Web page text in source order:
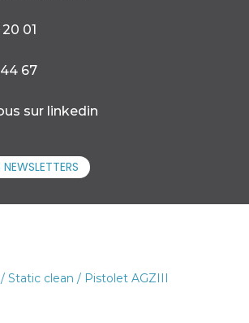
01
67
sur linkedin
/ Static clean / Pistolet AGZIII